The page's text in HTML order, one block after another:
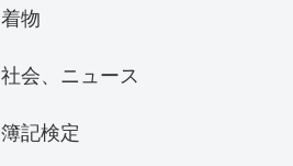
着物
社会、ニュース
簿記検定